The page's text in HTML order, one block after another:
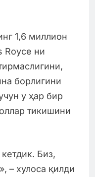
1,6 миллион
Royce ни
борлигини
у ҳар бир
тикишини
Биз,
– хулоса қилди